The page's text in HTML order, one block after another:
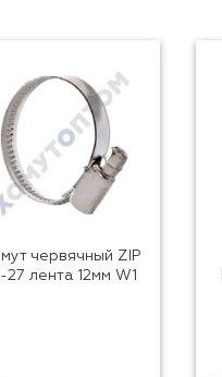
червячный ZIP
27 лента 12мм W1